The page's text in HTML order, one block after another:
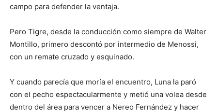
campo para defender la ventaja.
Pero Tigre, desde la conducción como siempre de Walter
Montillo, primero descontó por intermedio de Menossi,
con un remate cruzado y esquinado.
Y cuando parecía que moría el encuentro, Luna la paró
con el pecho espectacularmente y metió una volea desde
dentro del área para vencer a Nereo Fernández y hacer